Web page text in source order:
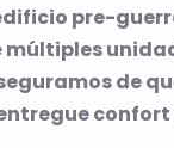
pre-
múltiples
de
confort